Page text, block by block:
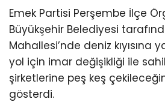
Emek Partisi Perşembe İlçe
Büyükşehir Belediyesi
Mahallesi’nde deniz kıyısına
yol için imar değişikliği ile
şirketlerine peş keş
gösterdi.